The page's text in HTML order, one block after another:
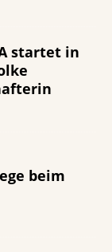
startet in
beim